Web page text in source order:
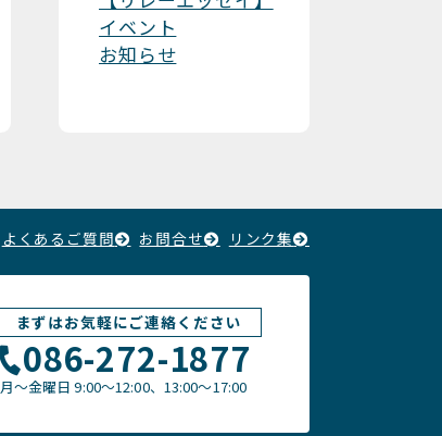
イベント
お知らせ
よくあるご質問 お問合せ リンク集
まずはお気軽にご連絡ください
086-272-1877
月〜金曜日9:00～12:00、13:00〜17:00